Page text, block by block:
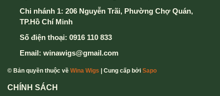
Chi nhánh 1: 206 Nguyễn Trãi, Phường Chợ Quán,
TP.Hồ Chí Minh
Số điện thoại: 0916 110 833
Email: winawigs@gmail.com
© Bản quyền thuộc về Wina Wigs | Cung cấp bởi Sapo
CHÍNH SÁCH